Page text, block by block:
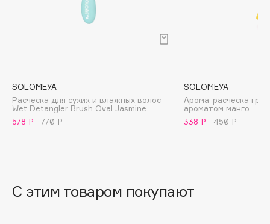
Banderas
Basicare
Batiste
beautyblender
SOLOMEYA
Расческа для сухих и влажных волос
Wet Detangler Brush Oval Jasmine
578 ₽
770 ₽
SOLOMEYA
Арома-расческа
ароматом манго
338 ₽
450 ₽
С этим товаром покупают